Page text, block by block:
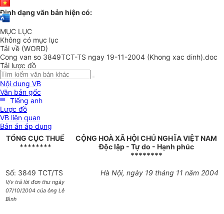
Định dạng văn bản hiện có:
MỤC LỤC
Không có mục lục
Tải về (WORD)
Cong van so 3849TCT-TS ngay 19-11-2004 (Khong xac dinh).doc
Tải lược đồ
Nội dung VB
Văn bản gốc
Tiếng anh
Lược đồ
VB liên quan
Bản án áp dụng
TỔNG CỤC THUẾ
********
CỘNG HOÀ XÃ HỘI CHỦ NGHĨA VIỆT NAM
Độc lập - Tự do - Hạnh phúc
********
Số: 3849 TCT/TS
V/v trả lời đơn thư ngày
07/10/2004 của ông Lê
Bình
Hà Nội, ngày 19 tháng 11 năm 2004